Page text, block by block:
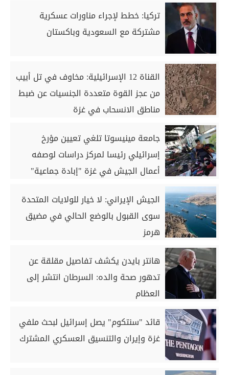
تركيا: خطط لإجراء مناورات عسكرية
مشتركة مع السعودية وباكستان
القناة 12 الإسرائيلية: مخاوف في تل أبيب
من عجز القوة متعددة الجنسيات عن ضبط
مناطق الانسحاب في غزة
جامعة مينيسوتا تلغي تعيين مؤرخ
إسرائيلي رئيسا لمركز دراسات لوصفه
أعمال الجيش في غزة "إبادة جماعية"
الجيش الإيراني: لا خيار للولايات المتحدة
سوى القبول بالوضع الحالي في مضيق
هرمز
هانتر بايدن يكشف تفاصيل مقلقة عن
تدهور صحة والده: السرطان انتشر إلى
العظام
قائد "سنتكوم" يصل إسرائيل لبحث ملفي
غزة وإيران والتنسيق العسكري المشترك